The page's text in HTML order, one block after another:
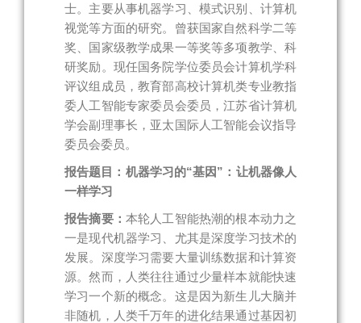
士。主要从事机器学习、模式识别、计算机
视觉等方面的研究。曾获国家自然科学二等
奖、国家级教学成果一等奖等多项教学、科
研奖励。现任国务院学位委员会计算机学科
评议组成员，教育部高校计算机类专业教指
委人工智能专家委员会委员，江苏省计算机
学会副理事长，亚太国际人工智能会议指导
委员会委员。
报告题目：机器学习的“基因”：让机器像人
一样学习
报告摘要： 本轮人工智能热潮的根本动力之
一是现代机器学习、尤其是深度学习技术的
发展。深度学习需要大量训练数据和计算资
源。然而，人类往往通过少量样本就能快速
学习一个新的概念。这是因为新生儿大脑并
非随机，人类千万年的进化结果通过基因初